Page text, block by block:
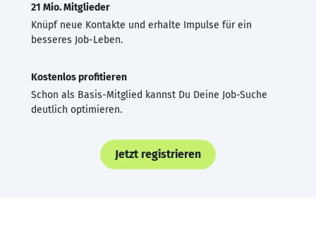
21 Mio. Mitglieder
Knüpf neue Kontakte und erhalte Impulse für ein
besseres Job-Leben.
Kostenlos profitieren
Schon als Basis-Mitglied kannst Du Deine Job-Suche
deutlich optimieren.
Jetzt registrieren